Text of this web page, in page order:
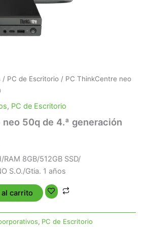
/ PC de Escritorio / PC ThinkCentre neo
, PC de Escritorio
50q de 4.ª generación
8GB/512GB SSD/
S.O./Gtia. 1 años
carrito
, PC de Escritorio